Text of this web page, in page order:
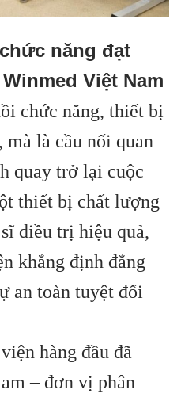
năng đạt
Việt Nam
chức năng, thiết bị
là cầu nối quan
quay trở lại cuộc
thiết bị chất lượng
điều trị hiệu quả,
khẳng định đẳng
an toàn tuyệt đối
hàng đầu đã
– đơn vị phân